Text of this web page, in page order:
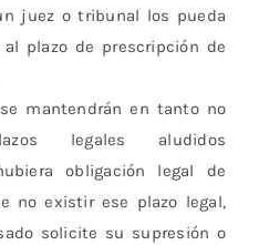
juez o tribunal los pueda
plazo de prescripción de
mantendrán en tanto no
legales aludidos
obligación legal de
no existir ese plazo legal,
solicite su supresión o